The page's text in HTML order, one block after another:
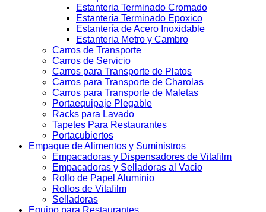
Estanteria Terminado Cromado
Estantería Terminado Epoxico
Estantería de Acero Inoxidable
Estanteria Metro y Cambro
Carros de Transporte
Carros de Servicio
Carros para Transporte de Platos
Carros para Transporte de Charolas
Carros para Transporte de Maletas
Portaequipaje Plegable
Racks para Lavado
Tapetes Para Restaurantes
Portacubiertos
Empaque de Alimentos y Suministros
Empacadoras y Dispensadores de Vitafilm
Empacadoras y Selladoras al Vacio
Rollo de Papel Aluminio
Rollos de Vitafilm
Selladoras
Equipo para Restaurantes